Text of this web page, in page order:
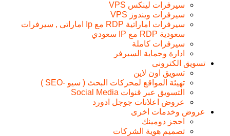
سيرفرات لينكس VPS
سيرفرات ويندوز VPS
سيرفرات اماراتية RDP مع Ip اماراتى , سيرفرات
سعودية RDP مع IP سعودي
سيرفرات كاملة
ادارة وحماية السيرفر
تسويق الكترونى
تسويق اون لاين
تهيئة المواقع لمحركات البحث ( سيو -SEO )
التسويق عبر قنوات Social Media
عروض اعلانات جوجل ادورد
عروض وخدمات اخرى
احجز دومينك
تصميم هوية الشركات